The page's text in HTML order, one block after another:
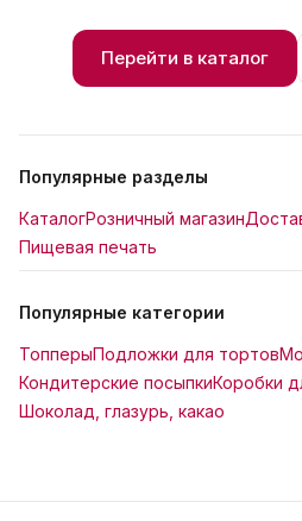
Перейти в каталог
Популярные разделы
КаталогРозничный магазин
Пищевая печать
Популярные категории
ТопперыПодложки для тортов
Кондитерские посыпкиКоробки
Шоколад, глазурь, какао